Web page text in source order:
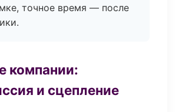
точное время — после
компании:
и сцепление